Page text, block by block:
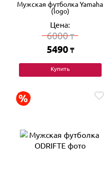
Мужская футболка Yamaha
(logo)
Цена:
6000₸
5490 ₸
Купить